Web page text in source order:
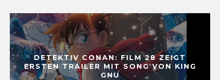
DETEKTIV CONAN: FILM 28 ZEIGT
ERSTEN TRAILER MIT SONG VON KING
GNU